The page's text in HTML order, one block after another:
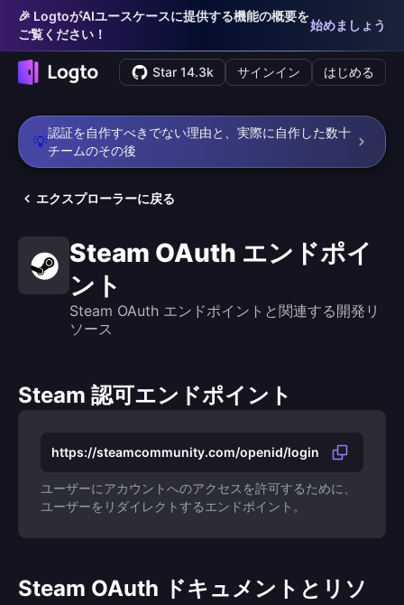
🎉 LogtoがAIユースケースに提供する機能の概要を
ご覧ください！
始めましょう
Star 14.3k サインイン はじめる
💡
認証を自作すべきでない理由と、実際に自作した数十
チームのその後
エクスプローラーに戻る
Steam OAuth エンドポイ
ント
Steam OAuth エンドポイントと関連する開発リ
ソース
Steam 認可エンドポイント
https://steamcommunity.com/openid/login
ユーザーにアカウントへのアクセスを許可するために、
ユーザーをリダイレクトするエンドポイント。
Steam OAuth ドキュメントとリソ